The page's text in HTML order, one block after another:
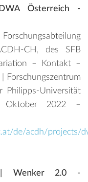
Österreich -
CH, des SFB
– Kontakt –
Forschungszentrum
Philipps-Universität
Oktober 2022 ­–
de/acdh/projects/
| Wenker 2.0 -